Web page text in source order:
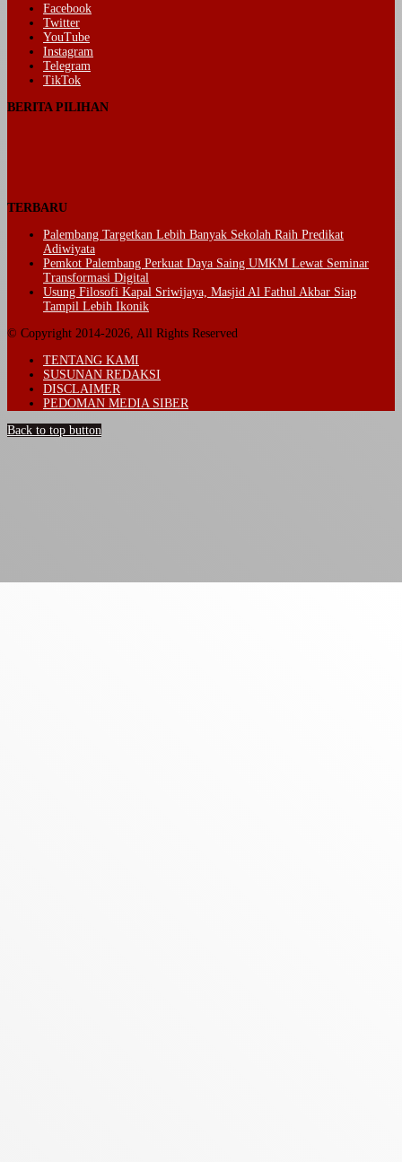
Facebook
Twitter
YouTube
Instagram
Telegram
TikTok
BERITA PILIHAN
TERBARU
Palembang Targetkan Lebih Banyak Sekolah Raih Predikat
Adiwiyata
Pemkot Palembang Perkuat Daya Saing UMKM Lewat Seminar
Transformasi Digital
Usung Filosofi Kapal Sriwijaya, Masjid Al Fathul Akbar Siap
Tampil Lebih Ikonik
© Copyright 2014-2026, All Rights Reserved
TENTANG KAMI
SUSUNAN REDAKSI
DISCLAIMER
PEDOMAN MEDIA SIBER
Back to top button